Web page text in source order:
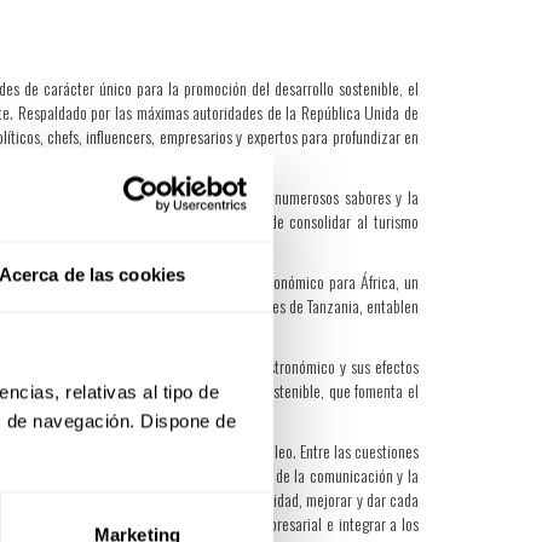
Acerca de las cookies
relativas al tipo de
navegación. Dispone de
Marketing
de carácter único para la promoción del desarrollo sostenible, el
por las máximas autoridades de la República Unida de
chefs, influencers, empresarios y expertos para profundizar en
en la región, rinde homenaje a los numerosos sabores y la
del sector público, con el fin de consolidar al turismo
de ONU Turismo sobre turismo gastronómico para África, un
para que descubran los diversos sabores de Tanzania, entablen
impulsar la transformación del turismo gastronómico y sus efectos
de un turismo gastronómico sostenible, que fomenta el
talento y el impulso a la creación de empleo. Entre las cuestiones
de las comunidades locales, el poder de la comunicación y la
locales, con miras a promover la sostenibilidad, mejorar y dar cada
locales, fomentar el espíritu empresarial e integrar a los